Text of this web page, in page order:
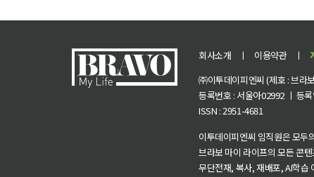
회사소개 ㅣ 이용약관 ㅣ
㈜이투데이피엔씨 (제호 : 브라
등록번호 : 서울아02992 ㅣ 등
ISSN : 2951-4681
이투데이피엔씨 임직원은 모두
브라보 마이 라이프의 모든 콘
무단전재, 복사, 재배포, AI학습